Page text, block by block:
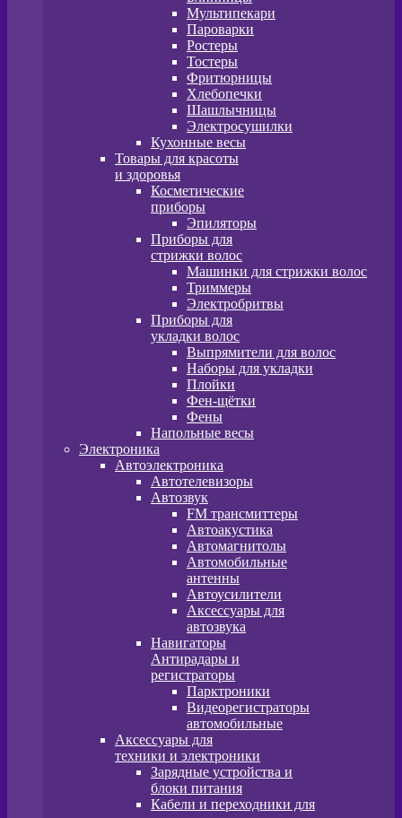
Мультипекари
Пароварки
Ростеры
Тостеры
Фритюрницы
Хлебопечки
Шашлычницы
Электросушилки
Кухонные весы
Товары для красоты
и здоровья
Косметические
приборы
Эпиляторы
Приборы для
стрижки волос
Машинки для стрижки волос
Триммеры
Электробритвы
Приборы для
укладки волос
Выпрямители для волос
Наборы для укладки
Плойки
Фен-щётки
Фены
Напольные весы
Электроника
Автоэлектроника
Автотелевизоры
Автозвук
FM трансмиттеры
Автоакустика
Автомагнитолы
Автомобильные
антенны
Автоусилители
Аксессуары для
автозвука
Навигаторы
Антирадары и
регистраторы
Парктроники
Видеорегистраторы
автомобильные
Аксессуары для
техники и электроники
Зарядные устройства и
блоки питания
Кабели и переходники для